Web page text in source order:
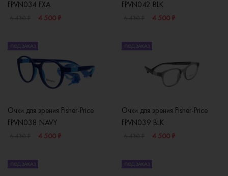
FPVN034 FXA
4 500 ₽
FPVN042 BLK
4 500 ₽
ПОД ЗАКАЗ
Очки для зрения Fisher-Price
FPVN038 NAVY
4 500 ₽
ПОД ЗАКАЗ
Очки для зрения Fisher-Price
FPVN039 BLK
4 500 ₽
ПОД ЗАКАЗ ПОД ЗАКАЗ